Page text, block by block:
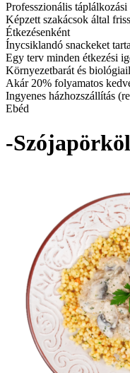
Professzionális
Képzett szakácsok által
Étkezésenként
Ínycsiklandó snackeket
Egy terv minden étkezési
Környezetbarát és
Akár 20% folyamatos
Ingyenes házhozszállítás
Ebéd
-